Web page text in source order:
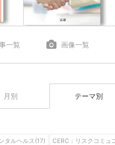
一覧 画像一覧
月別 テーマ別
タルヘルス(17) CERC：リスクコミュ